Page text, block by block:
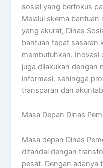
sosial yang berfokus
Melalui skema bantuan
yang akurat, Dinas
bantuan tepat sasaran
membutuhkan. Inovasi
juga dilakukan dengan
informasi, sehingga
transparan dan
Masa Depan Dinas
Masa depan Dinas
ditandai dengan
pesat. Dengan adanya